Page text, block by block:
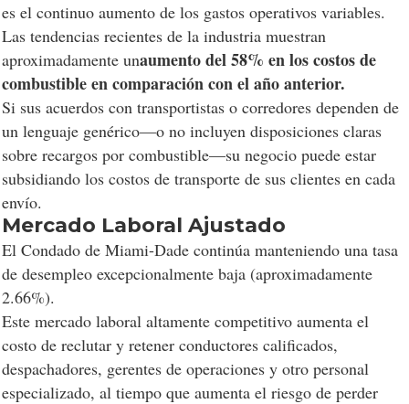
es el continuo aumento de los gastos operativos variables.
Las tendencias recientes de la industria muestran
aproximadamente unaumento del 58% en los costos de
combustible en comparación con el año anterior.
Si sus acuerdos con transportistas o corredores dependen de
un lenguaje genérico—o no incluyen disposiciones claras
sobre recargos por combustible—su negocio puede estar
subsidiando los costos de transporte de sus clientes en cada
envío.
Mercado Laboral Ajustado
El Condado de Miami-Dade continúa manteniendo una tasa
de desempleo excepcionalmente baja (aproximadamente
2.66%).
Este mercado laboral altamente competitivo aumenta el
costo de reclutar y retener conductores calificados,
despachadores, gerentes de operaciones y otro personal
especializado, al tiempo que aumenta el riesgo de perder